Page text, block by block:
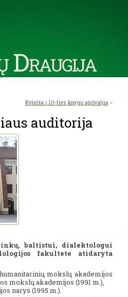
Draugija
Kviečia į 10-ties knygų apžvalgą »
auditorija
baltistui, dialektologui
fakultete atidaryta
mokslų akademijos
mokslų akademijos (1991 m.),
narys (1995 m.).